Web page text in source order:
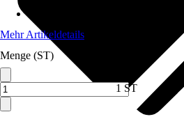
Mehr Artikeldetails
Menge (ST)
1 ST